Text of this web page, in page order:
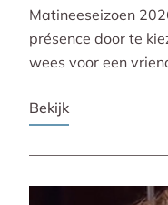
Matineeseizoen
présence door te
wees voor een
Bekijk